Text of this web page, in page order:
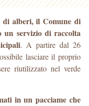
di alberi, il Comune di
servizio di raccolta
. A partire dal 26
lasciare il proprio
riutilizzato nel verde
in un pacciame che